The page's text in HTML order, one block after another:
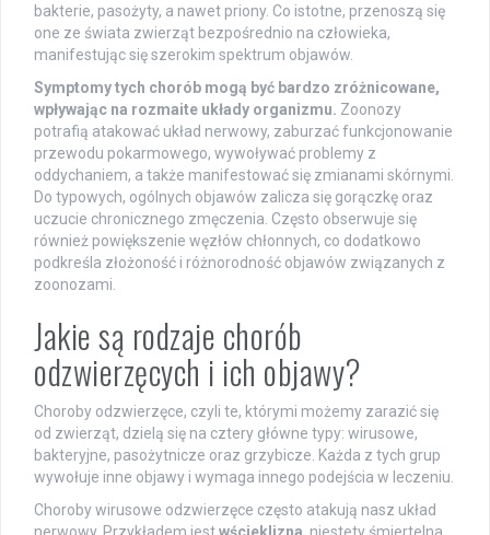
bakterie, pasożyty, a nawet priony. Co istotne, przenoszą się
one ze świata zwierząt bezpośrednio na człowieka,
manifestując się szerokim spektrum objawów.
Symptomy tych chorób mogą być bardzo zróżnicowane,
wpływając na rozmaite układy organizmu. Zoonozy
potrafią atakować układ nerwowy, zaburzać funkcjonowanie
przewodu pokarmowego, wywoływać problemy z
oddychaniem, a także manifestować się zmianami skórnymi.
Do typowych, ogólnych objawów zalicza się gorączkę oraz
uczucie chronicznego zmęczenia. Często obserwuje się
również powiększenie węzłów chłonnych, co dodatkowo
podkreśla złożoność i różnorodność objawów związanych z
zoonozami.
Jakie są rodzaje chorób
odzwierzęcych i ich objawy?
Choroby odzwierzęce, czyli te, którymi możemy zarazić się
od zwierząt, dzielą się na cztery główne typy: wirusowe,
bakteryjne, pasożytnicze oraz grzybicze. Każda z tych grup
wywołuje inne objawy i wymaga innego podejścia w leczeniu.
Choroby wirusowe odzwierzęce często atakują nasz układ